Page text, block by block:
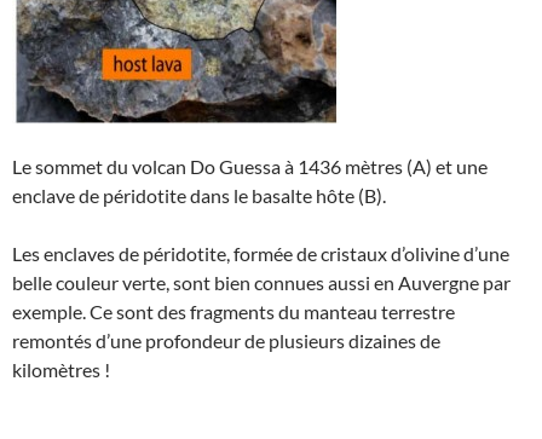
Le sommet du volcan Do Guessa à 1436 mètres (A) et une
enclave de péridotite dans le basalte hôte (B).
Les enclaves de péridotite, formée de cristaux d’olivine d’une
belle couleur verte, sont bien connues aussi en Auvergne par
exemple. Ce sont des fragments du manteau terrestre
remontés d’une profondeur de plusieurs dizaines de
kilomètres !